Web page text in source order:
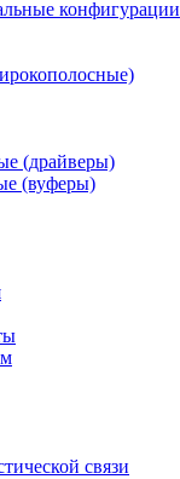
конфигурации
(драйверы)
(вуферы)
связи